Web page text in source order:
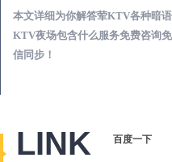
本文详细为你解答荤KTV各种暗
KTV夜场包含什么服务免费咨询
信同步！
LINK 百度一下